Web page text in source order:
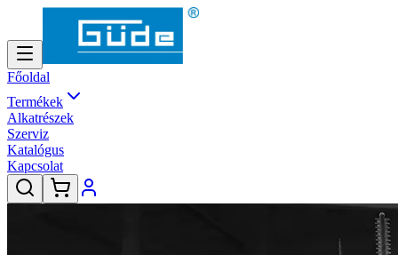
Főoldal
Termékek
Alkatrészek
Szerviz
Katalógus
Kapcsolat